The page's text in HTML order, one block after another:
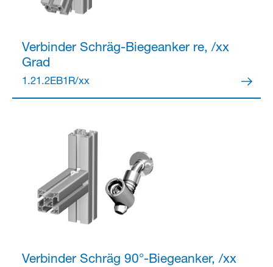
VerbinderSchräg-Biegeanker re, /xx
Grad
1.21.2EB1R/xx
VerbinderSchräg 90°-Biegeanker, /xx